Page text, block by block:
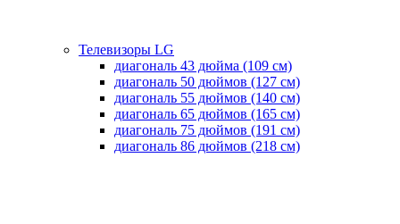
Телевизоры LG
диагональ 43 дюйма (109 см)
диагональ 50 дюймов (127 см)
диагональ 55 дюймов (140 cм)
диагональ 65 дюймов (165 cм)
диагональ 75 дюймов (191 см)
диагональ 86 дюймов (218 см)